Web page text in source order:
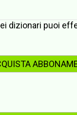
dizionari puoi